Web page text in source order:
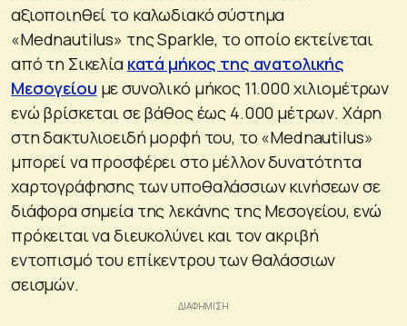
αξιοποιηθεί το καλωδιακό σύστημα
«Mednautilus» της Sparkle, το οποίο εκτείνεται
από τη Σικελία κατά μήκος της ανατολικής
Μεσογείου με συνολικό μήκος 11.000 χιλιομέτρων
ενώ βρίσκεται σε βάθος έως 4.000 μέτρων. Χάρη
στη δακτυλιοειδή μορφή του, το «Mednautilus»
μπορεί να προσφέρει στο μέλλον δυνατότητα
χαρτογράφησης των υποθαλάσσιων κινήσεων σε
διάφορα σημεία της λεκάνης της Μεσογείου, ενώ
πρόκειται να διευκολύνει και τον ακριβή
εντοπισμό του επίκεντρου των θαλάσσιων
σεισμών.